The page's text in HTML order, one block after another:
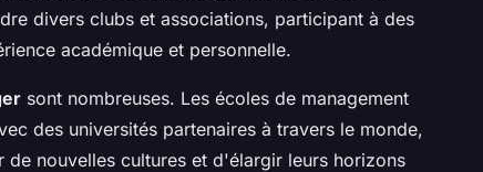
divers clubs et associations, participant à des
académique et personnelle.
sont nombreuses. Les écoles de management
des universités partenaires à travers le monde,
nouvelles cultures et d'élargir leurs horizons